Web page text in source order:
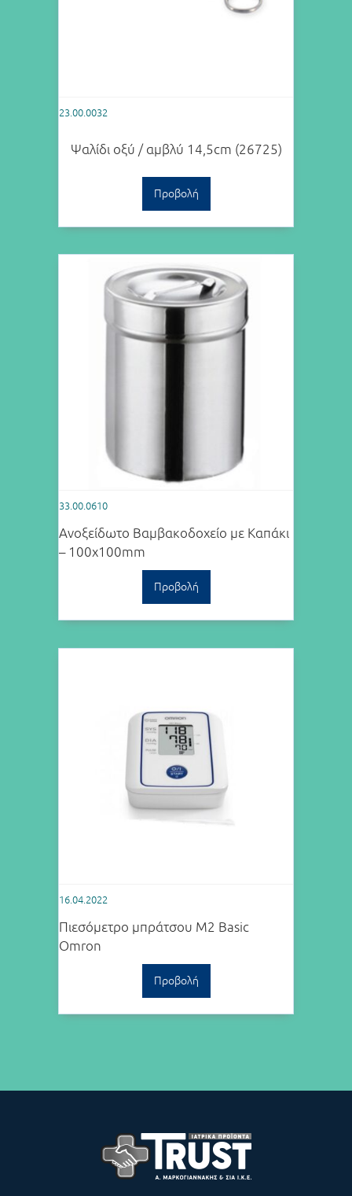
23.00.0032
Ψαλίδι οξύ / αμβλύ 14,5cm (26725)
Προβολή
33.00.0610
Ανοξείδωτο Βαμβακοδοχείο με Καπάκι
– 100x100mm
Προβολή
16.04.2022
Πιεσόμετρο μπράτσου M2 Basic
Omron
Προβολή